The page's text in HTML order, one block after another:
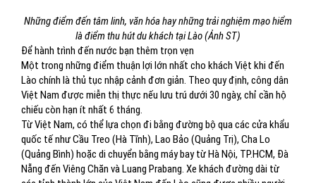
Những điểm đến tâm linh, văn hóa hay những trải nghiệm mạo hiểm
là điểm thu hút du khách tại Lào (Ảnh ST)
Để hành trình đến nước bạn thêm trọn vẹn
Một trong những điểm thuận lợi lớn nhất cho khách Việt khi đến
Lào chính là thủ tục nhập cảnh đơn giản. Theo quy định, công dân
Việt Nam được miễn thị thực nếu lưu trú dưới 30 ngày, chỉ cần hộ
chiếu còn hạn ít nhất 6 tháng.
Từ Việt Nam, có thể lựa chọn đi bằng đường bộ qua các cửa khẩu
quốc tế như Cầu Treo (Hà Tĩnh), Lao Bảo (Quảng Trị), Cha Lo
(Quảng Bình) hoặc di chuyển bằng máy bay từ Hà Nội, TP.HCM, Đà
Nẵng đến Viêng Chăn và Luang Prabang. Xe khách đường dài từ